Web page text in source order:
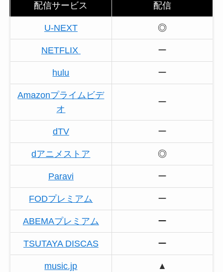
配信サービス 配信
U-NEXT ◎
NETFLIX ー
hulu ー
Amazonプライムビデ
オ
ー
dTV ー
dアニメストア ◎
Paravi ー
FODプレミアム ー
ABEMAプレミアム ー
TSUTAYA DISCAS ー
music.jp ▲